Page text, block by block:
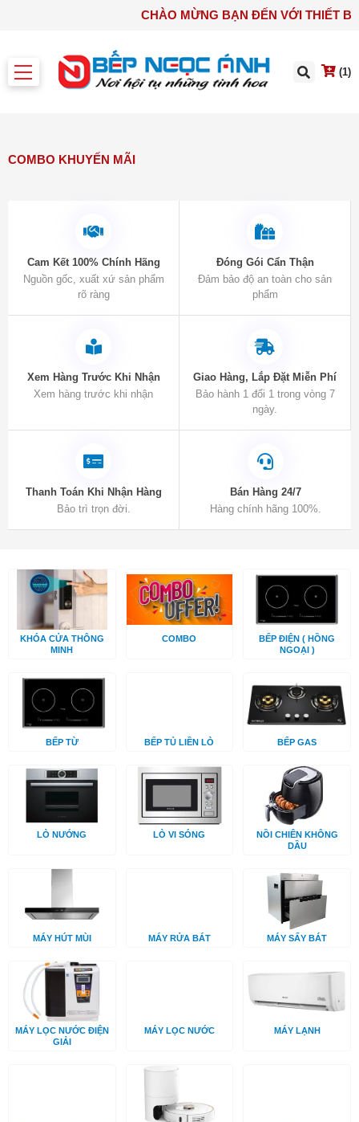
CHÀO MỪNG BẠN ĐẾN
(1)
COMBO KHUYẾN MÃI
Cam Kết 100% Chính Hãng
Nguồn gốc, xuất xứ sản phẩm
rõ ràng
Đóng Gói Cẩn Thận
Đảm bảo độ an toàn cho sản
phẩm
Xem Hàng Trước Khi Nhận
Xem hàng trước khi nhận
Giao Hàng, Lắp Đặt Miễn Phí
Bảo hành 1 đổi 1 trong vòng 7
ngày.
Thanh Toán Khi Nhận Hàng
Bảo trì trọn đời.
Bán Hàng 24/7
Hàng chính hãng 100%.
KHÓA CỬA THÔNG
MINH
COMBO
BẾP ĐIỆN ( HỒNG
NGOẠI )
BẾP TỪ BẾP TỦ LIỀN LÒ BẾP GAS
LÒ NƯỚNG LÒ VI SÓNG
NỒI CHIÊN KHÔNG
DẦU
MÁY HÚT MÙI MÁY RỬA BÁT MÁY SẤY BÁT
MÁY LỌC NƯỚC ĐIỆN
GIẢI
MÁY LỌC NƯỚC MÁY LẠNH